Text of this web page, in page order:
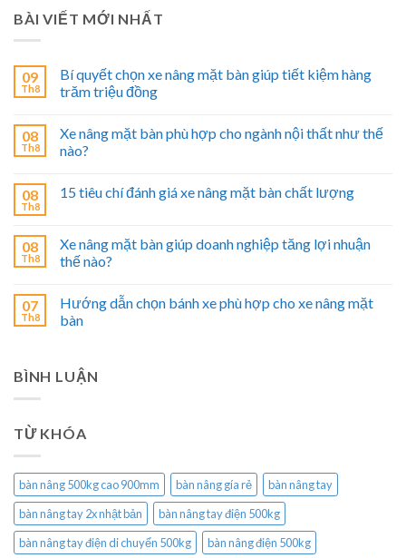
BÀI VIẾT MỚI NHẤT
09
Th8
Bí quyết chọn xe nâng mặt bàn giúp tiết kiệm hàng
trăm triệu đồng
08
Th8
Xe nâng mặt bàn phù hợp cho ngành nội thất như thế
nào?
08
Th8
15 tiêu chí đánh giá xe nâng mặt bàn chất lượng
08
Th8
Xe nâng mặt bàn giúp doanh nghiệp tăng lợi nhuận
thế nào?
07
Th8
Hướng dẫn chọn bánh xe phù hợp cho xe nâng mặt
bàn
BÌNH LUẬN
TỪ KHÓA
bàn nâng 500kg cao 900mm bàn nâng gía rẻ
bàn nâng tay
bàn nâng tay 2x nhật bản
bàn nâng tay điện 500kg
bàn nâng tay điện di chuyển 500kg
bàn nâng điện 500kg